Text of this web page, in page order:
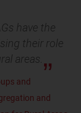
have the
their role
areas.
and
and